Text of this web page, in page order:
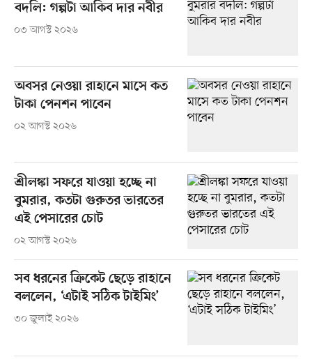
বদলি: গল্পটা আকিব দার নবীর
০৩ আগস্ট ২০২৬
অবসর নেওয়া রাহানে মাসে কত
টাকা পেনশন পাবেন
০২ আগস্ট ২০২৬
শ্রীলঙ্কা সফরে যাওয়া হচ্ছে না
বুমরার, কতটা গুরুতর ভারতের
এই পেসারের চোট
০২ আগস্ট ২০২৬
সব ধরনের ক্রিকেট ছেড়ে রাহানে
বললেন, ‘এটাই সঠিক টাইমিং’
৩০ জুলাই ২০২৬